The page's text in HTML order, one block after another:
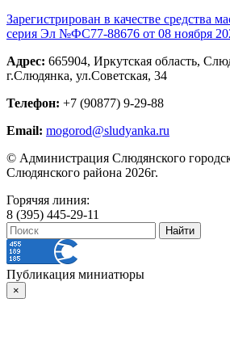
Зарегистрирован в качестве средства
серия Эл №ФС77-88676 от 08 ноября
Адрес: 665904, Иркутская область,
г.Слюдянка, ул.Советская, 34
Телефон: +7 (90877) 9-29-88
Email: mogorod@sludyanka.ru
© Администрация Слюдянского
Слюдянского района 2026г.
Горячяя линия:
8 (395) 445-29-11
Публикация миниатюры
×